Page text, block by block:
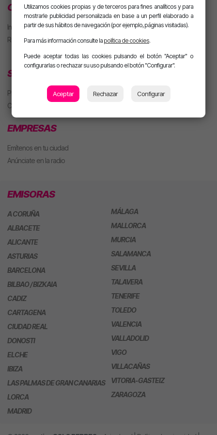
CLUB MOTIVA
Iniciar sesión
Regístrate
SECCIONES
Playlist
Concursos
EMPRESAS
Emítenos en tu ciudad
Anúnciate en la radio
EMISORAS
A CORUÑA
ALBACETE
ALICANTE
ASTURIAS
BARCELONA
BILBAO / BIZKAIA
CADIZ
CARTAGENA
CIUDAD REAL
DONOSTI
ELCHE
IBIZA
LAS PALMAS DE GRAN CANARIAS
LORCA
MADRID
MÁLAGA
MALLORCA
MURCIA
SALAMANCA
SEVILLA
TALAVERA
TENERIFE
TOLEDO
VALENCIA
VALLADOLID
VIGO
VILLACAÑAS
VITORIA-GASTEIZ
ZARAGOZA
Utilizamos cookies propias y de terceros para fines analíticos y para
mostrarle publicidad personalizada en base a un perfil elaborado a
partir de sus hábitos de navegación (por ejemplo, páginas visitadas).
Para más información consulte la política de cookies.
Puede aceptar todas las cookies pulsando el botón "Aceptar" o
configurarlas o rechazar su uso pulsando el botón "Configurar".
Aceptar Rechazar Configurar